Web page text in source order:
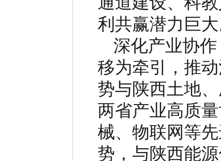
利共赢潜力巨
深化产业协
移为牵引，推
势与陕西土地
两省产业高质
械、物联网等
势，与陕西能